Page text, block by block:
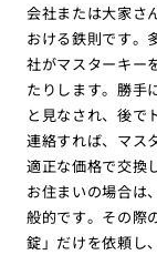
会社または大家さ
おける鉄則です。
社がマスターキー
たりします。勝手
と見なされ、後で
連絡すれば、マス
適正な価格で交換
お住まいの場合は
般的です。その際
錠」だけを依頼し